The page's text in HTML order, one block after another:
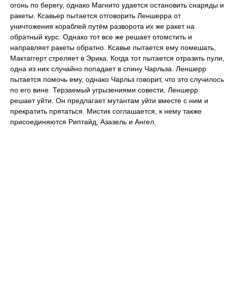
огонь по берегу, однако Магнито удается остановить снаряды и
ракеты. Ксавьер пытается отговорить Леншерра от
уничтожения кораблей путём разворота их же ракет на
обратный курс. Однако тот все же решает отомстить и
направляет ракеты обратно. Ксавье пытается ему помешать,
Мактаггерт стреляет в Эрика. Когда тот пытается отразить пули,
одна из них случайно попадает в спину Чарльза. Леншерр
пытается помочь ему, однако Чарльз говорит, что это случилось
по его вине. Терзаемый угрызениями совести, Леншерр
решает уйти. Он предлагает мутантам уйти вместе с ним и
прекратить прятаться. Мистик соглашается, к нему также
присоединяются Риптайд, Азазель и Ангел.